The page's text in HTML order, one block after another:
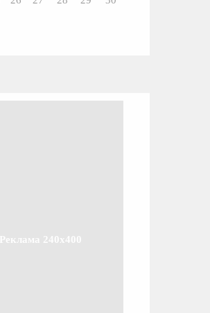
Реклама 240x400